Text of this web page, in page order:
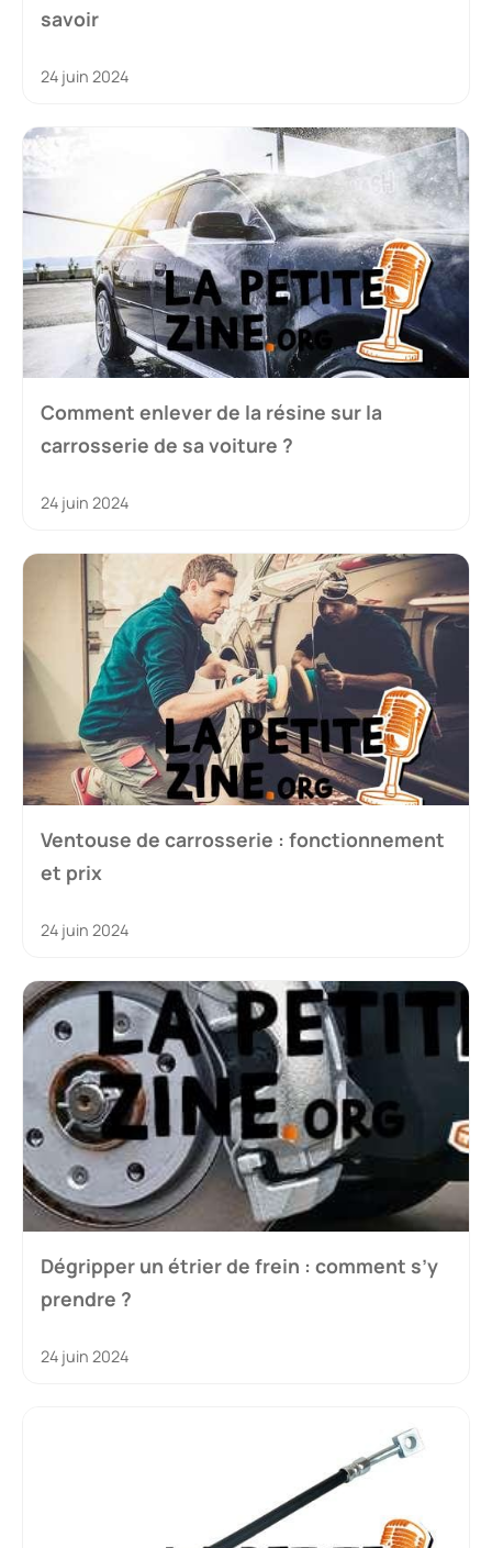
savoir
24 juin 2024
Comment enlever de la résine sur la
carrosserie de sa voiture ?
24 juin 2024
Ventouse de carrosserie : fonctionnement
et prix
24 juin 2024
Dégripper un étrier de frein : comment s’y
prendre ?
24 juin 2024